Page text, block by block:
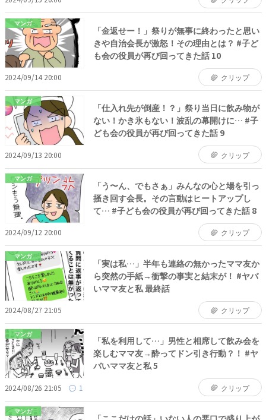
マンガ
「金返せー！」祭りが無事に終わったと思い
きや自治会長が激怒！その理由とは？ #子ど
も会の役員が再び回ってきた話 10
2024/09/14 20:00 クリップ
マンガ
「仕入れ先が倒産！？」祭り当日に飲み物が
ない！かき氷もない！波乱の幕開けに… #子
ども会の役員が再び回ってきた話 9
2024/09/13 20:00 クリップ
マンガ
「う〜ん、でもさぁ」みんなの心と場を引っ
掻き回す会長。その言動はヒートアップし
て… #子ども会の役員が再び回ってきた話 8
2024/09/12 20:00 クリップ
マンガ
「実は私…」半年も連絡の無かったママ友か
ら突然の手紙→衝撃の事実と結末が！ #ヤバ
いママ友と私 最終話
2024/08/27 21:05 クリップ
マンガ
「私を利用して…」男性と相席して飲み会を
楽しむママ友→酔ってドン引き行動？！ #ヤ
バいママ友と私 5
2024/08/26 21:05 1 クリップ
マンガ